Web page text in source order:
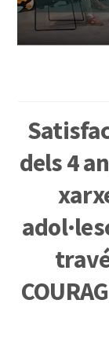
dels 4